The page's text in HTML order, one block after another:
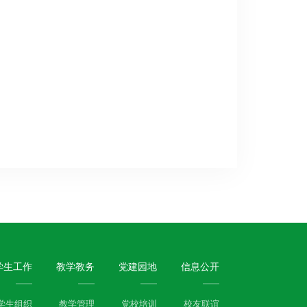
生工作
生组织
教学教务
教学管理
党建园地
党校培训
信息公开
校友联谊